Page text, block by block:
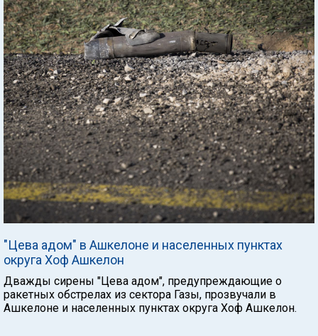
"Цева адом" в Ашкелоне и населенных пунктах
округа Хоф Ашкелон
Дважды сирены "Цева адом", предупреждающие о
ракетных обстрелах из сектора Газы, прозвучали в
Ашкелоне и населенных пунктах округа Хоф Ашкелон.